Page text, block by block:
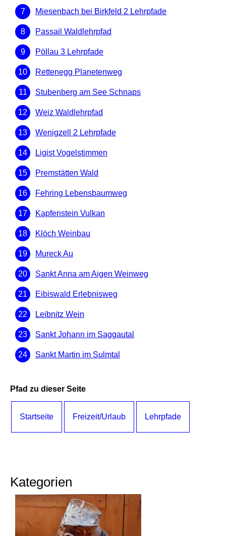
Miesenbach bei Birkfeld 2 Lehrpfade
Passail Waldlehrpfad
Pöllau 3 Lehrpfade
Rettenegg Planetenweg
Stubenberg am See Schnaps
Weiz Waldlehrpfad
Wenigzell 2 Lehrpfade
Ligist Vogelstimmen
Premstätten Wald
Fehring Lebensbaumweg
Kapfenstein Vulkan
Klöch Weinbau
Mureck Au
Sankt Anna am Aigen Weinweg
Eibiswald Erlebnisweg
Leibnitz Wein
Sankt Johann im Saggautal
Sankt Martin im Sulmtal
Pfad zu dieser Seite
Startseite Freizeit/Urlaub Lehrpfade
Kategorien